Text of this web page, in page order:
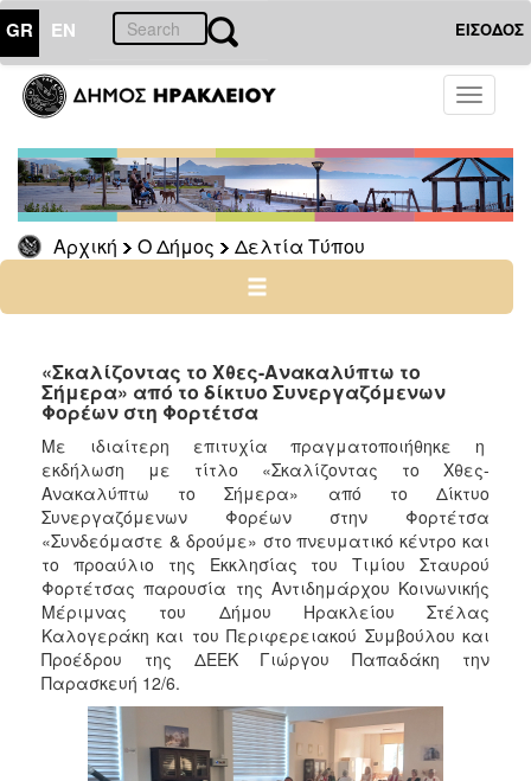
GR EN ΕΙΣΟΔΟΣ
Toggle
Αρχική Ο Δήμος Δελτία Τύπου
ΔΗΜΟΣ
Δελτία
Τύπου
Αρχείο
ΠΟΛΙΤΙΣΜΟΣ
ΑΝΘΕΚΤΙΚΗ
ΠΟΛΗ
«Σκαλίζοντας το Χθες-Ανακαλύπτω το
Σήμερα» από το δίκτυο Συνεργαζόμενων
Φορέων στη Φορτέτσα
Με ιδιαίτερη επιτυχία πραγματοποιήθηκε η
εκδήλωση με τίτλο «Σκαλίζοντας το Χθες-
Ανακαλύπτω το Σήμερα» από το Δίκτυο
Συνεργαζόμενων Φορέων στην Φορτέτσα
«Συνδεόμαστε & δρούμε» στο πνευματικό κέντρο και
το προαύλιο της Εκκλησίας του Τιμίου Σταυρού
Φορτέτσας παρουσία της Αντιδημάρχου Κοινωνικής
Μέριμνας του Δήμου Ηρακλείου Στέλας
Καλογεράκη και του Περιφερειακού Συμβούλου και
Προέδρου της ΔΕΕΚ Γιώργου Παπαδάκη την
Παρασκευή 12/6.